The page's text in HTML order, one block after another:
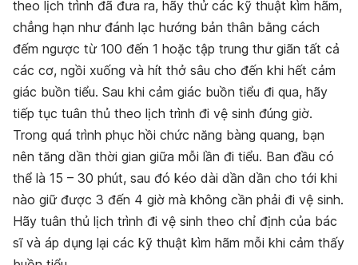
theo lịch trình đã đưa ra, hãy thử các kỹ thuật kìm hãm,
chẳng hạn như đánh lạc hướng bản thân bằng cách
đếm ngược từ 100 đến 1 hoặc tập trung thư giãn tất cả
các cơ, ngồi xuống và hít thở sâu cho đến khi hết cảm
giác buồn tiểu. Sau khi cảm giác buồn tiểu đi qua, hãy
tiếp tục tuân thủ theo lịch trình đi vệ sinh đúng giờ.
Trong quá trình phục hồi chức năng bàng quang, bạn
nên tăng dần thời gian giữa mỗi lần đi tiểu. Ban đầu có
thể là 15 – 30 phút, sau đó kéo dài dần dần cho tới khi
nào giữ được 3 đến 4 giờ mà không cần phải đi vệ sinh.
Hãy tuân thủ lịch trình đi vệ sinh theo chỉ định của bác
sĩ và áp dụng lại các kỹ thuật kìm hãm mỗi khi cảm thấy